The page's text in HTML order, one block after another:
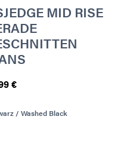
MID RISE
€
/ Washed Black